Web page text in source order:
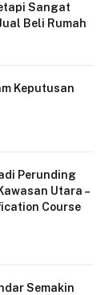
Sangat
Beli Rumah
Keputusan
Perunding
Utara –
Course
Semakin